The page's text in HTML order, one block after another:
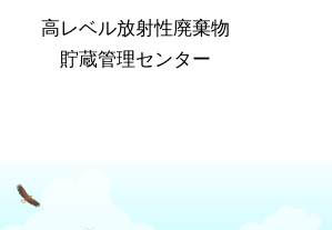
高レベル放射性廃棄物
貯蔵管理センター